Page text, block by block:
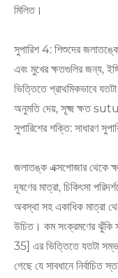
মিলিত।
সুপারিশ 4: শিশুদের
এবং মুখের ক্ষতগুলির জন্য,
ভিত্তিতে প্রাথমিকভাবে
অনুমতি দেয়, সূক্ষ্ম ক্ষত
সুপারিশের শক্তি: সাধারণ
জলাতঙ্ক এক্সপোজার থেকে
দূষণের মাত্রা, চিকিৎসা
অবস্থা সহ একাধিক মাত্রা
উচিত। কম সংক্রমণের ঝুঁকি
35] এর ভিত্তিতে যতটা
গেছে যে সাবধানে